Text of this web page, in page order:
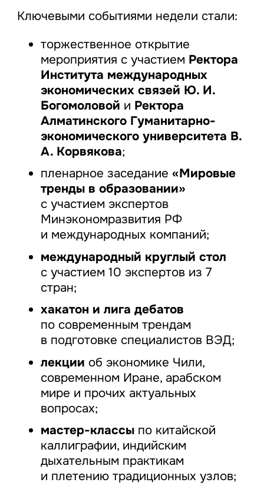
Ключевыми событиями недели стали:
торжественное открытие
мероприятия с участием Ректора
Института международных
экономических связей Ю. И.
Богомоловой и Ректора
Алматинского Гуманитарно-
экономического университета В.
А. Корвякова;
пленарное заседание «Мировые
тренды в образовании»
с участием экспертов
Минэкономразвития РФ
и международных компаний;
международный круглый стол
с участием 10 экспертов из 7
стран;
хакатон и лига дебатов
по современным трендам
в подготовке специалистов ВЭД;
лекции об экономике Чили,
современном Иране, арабском
мире и прочих актуальных
вопросах;
мастер-классыпо китайской
каллиграфии, индийским
дыхательным практикам
и плетению традиционных узлов;